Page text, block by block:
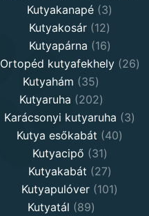
Kutyakanapé 33
products
Kutyakosár 1212
products
Kutyapárna 1616
products
Ortopéd kutyafekhely 2626
Kutyahám 3535
products
Kutyaruha 202202
products
Karácsonyi kutyaruha 33
Kutya esőkabát 4040
Kutyacipő 3131
products
Kutyakabát 2727
products
Kutyapulóver 101101
Kutyatál 8989